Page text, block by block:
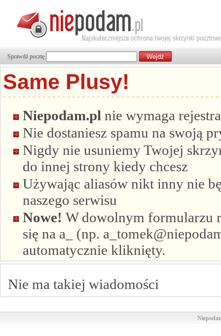
Sprawdź pocztę
Same Plusy!
Niepodam.pl nie wymaga
Nie dostaniesz spamu na swoją
Nigdy nie usuniemy Twojej
do innej strony kiedy chcesz
Używając aliasów nikt inny nie
naszego serwisu
Nowe! W dowolnym formularzu
się na a_ (np.
automatycznie kliknięty.
Nie ma takiej wiadomości